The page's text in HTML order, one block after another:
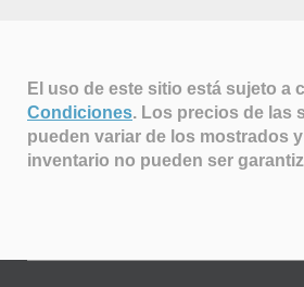
El uso de este sitio está sujeto a
Condiciones. Los precios de las
pueden variar de los mostrados
inventario no pueden ser